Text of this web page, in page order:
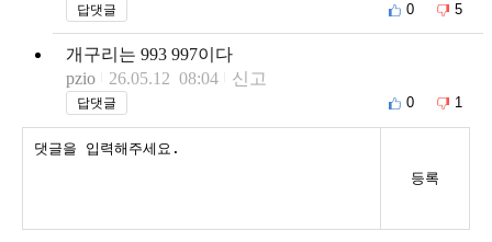
답댓글 0 5
개구리는 993 997이다
pzio
26.05.12 08:04 신고
답댓글 0 1
등록